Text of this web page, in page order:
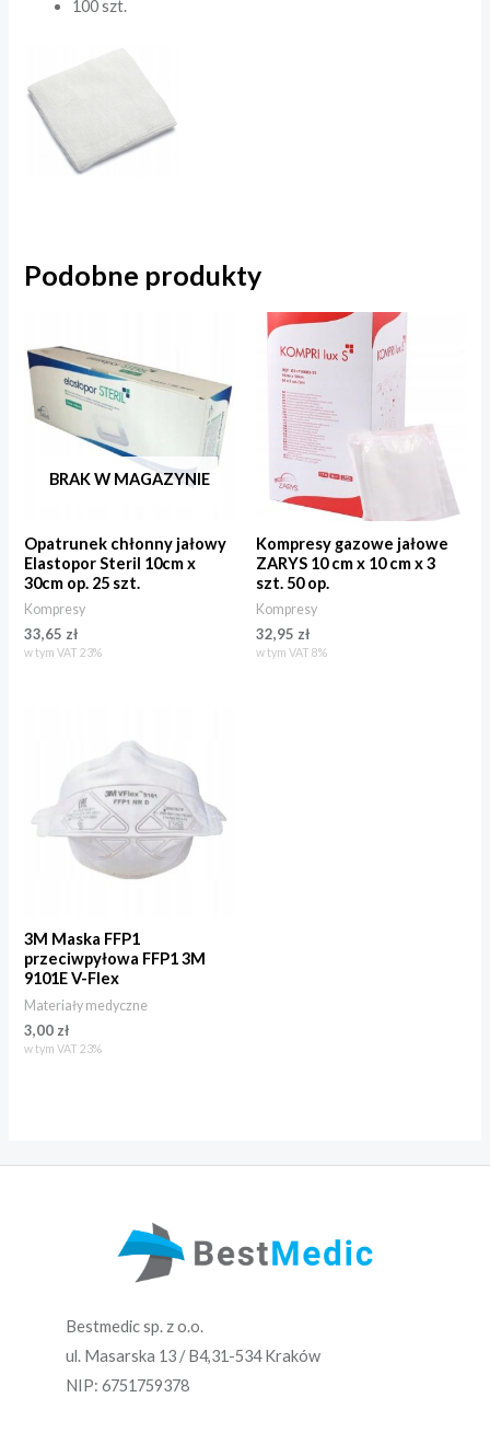
100 szt.
Podobne produkty
BRAK W MAGAZYNIE
Opatrunek chłonny jałowy
Elastopor Steril 10cm x
30cm op. 25 szt.
Kompresy
33,65zł
w tym VAT 23%
Kompresy gazowe jałowe
ZARYS 10 cm x 10 cm x 3
szt. 50 op.
Kompresy
32,95 zł
w tym VAT 8%
3M Maska FFP1
przeciwpyłowa FFP1 3M
9101E V-Flex
Materiały medyczne
3,00 zł
w tym VAT 23%
Bestmedic sp. z o.o.
ul. Masarska 13 / B4,31-534 Kraków
NIP: 6751759378